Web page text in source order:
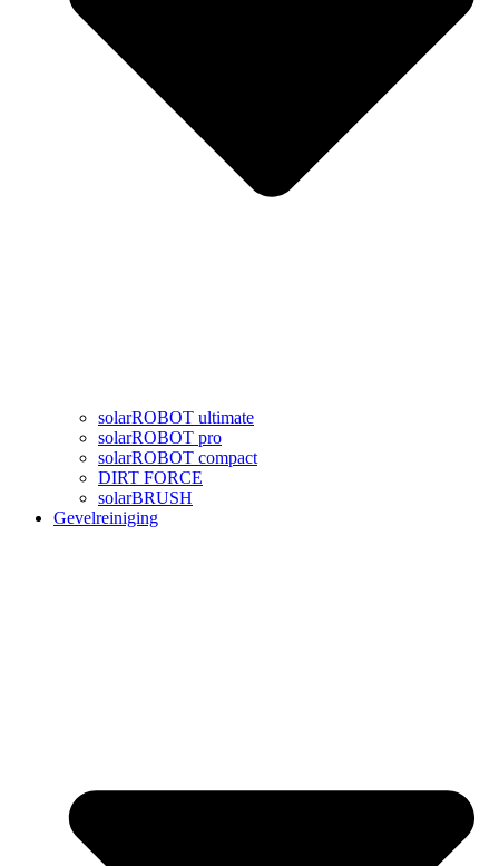
solarROBOT ultimate
solarROBOT pro
solarROBOT compact
DIRT FORCE
solarBRUSH
Gevelreiniging